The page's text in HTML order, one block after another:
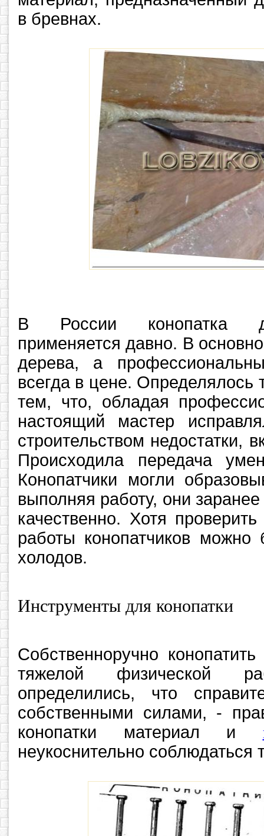
в бревнах.
В России конопатка
применяется давно. В
дерева, а
всегда в цене. Определялось
тем, что, обладая
настоящий мастер
строительством недостатки,
Происходила передача
Конопатчики могли
выполняя работу, они
качественно. Хотя
работы конопатчиков
холодов.
Инструменты для конопатки
Собственноручно
тяжелой физической
определились, что
собственными силами, -
конопатки материал и
неукоснительно соблюдаться